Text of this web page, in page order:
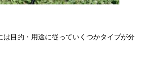
は目的・用途に従っていくつかタイプが分